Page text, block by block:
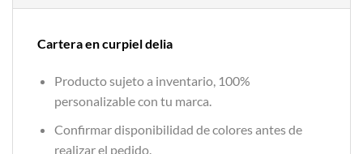
Cartera en curpiel delia
Producto sujeto a inventario, 100%
personalizable con tu marca.
Confirmar disponibilidad de colores antes de
realizar el pedido.